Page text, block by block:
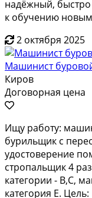
надёжный, быстро
к обучению
2 октября 2025
Машинист
Киров
Договорная цена
Ищу работу:
бурильщик с
удостоверение
стропальщик 4
категории - B,C,
категория Е.